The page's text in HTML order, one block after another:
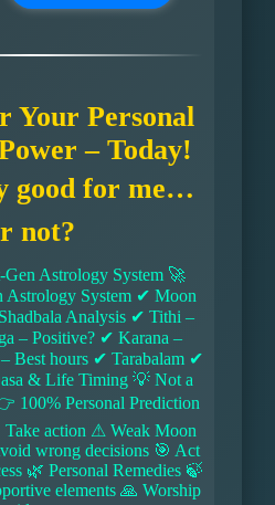
Your Personal
– Today!
good for me…
not?
Astrology System 🚀
Astrology System ✔ Moon
Analysis ✔ Tithi –
– Positive? ✔ Karana –
Best hours ✔ Tarabalam ✔
& Life Timing 💡 Not a
100% Personal Prediction
action ⚠ Weak Moon
wrong decisions 🎯 Act
🌿 Personal Remedies 🍃
elements 🙏 Worship